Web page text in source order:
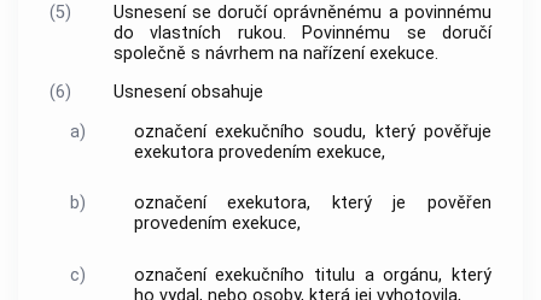
(5)
Usnesení se doručí oprávněnému a povinnému
do vlastních rukou. Povinnému se doručí
společně s návrhem na nařízení exekuce.
(6)
Usnesení obsahuje
a)
označení exekučního soudu, který pověřuje
exekutora provedením exekuce,
b)
označení exekutora, který je pověřen
provedením exekuce,
c)
označení exekučního titulu a orgánu, který
ho vydal, nebo osoby, která jej vyhotovila,